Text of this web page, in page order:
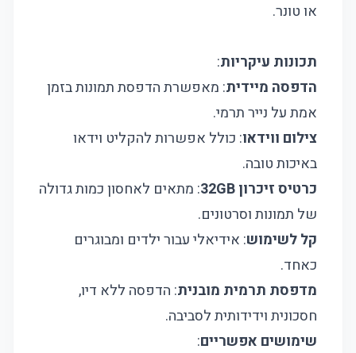
או טונר.
תכונות עיקריות:
הדפסה מיידית: מאפשרת הדפסת תמונות בזמן
אמת על נייר תרמי.
צילום ווידאו: כולל אפשרות להקליט וידאו
באיכות טובה.
כרטיס זיכרון 32GB
: מתאים לאחסון כמות גדולה
של תמונות וסרטונים.
קל לשימוש: אידיאלי עבור ילדים ומבוגרים
כאחד.
מדפסת תרמית מובנית: הדפסה ללא דיו,
חסכונית וידידותית לסביבה.
שימושים אפשריים: